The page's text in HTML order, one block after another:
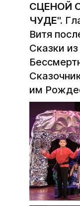
СЦЕНОЙ
ЧУДЕ".
Витя
Сказки
им